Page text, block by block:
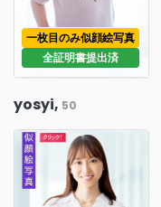
一枚目のみ似顔絵写真
全証明書提出済
yosyi, 50